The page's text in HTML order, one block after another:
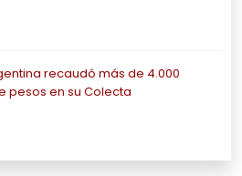
recaudó más de 4.000
pesos en su Colecta